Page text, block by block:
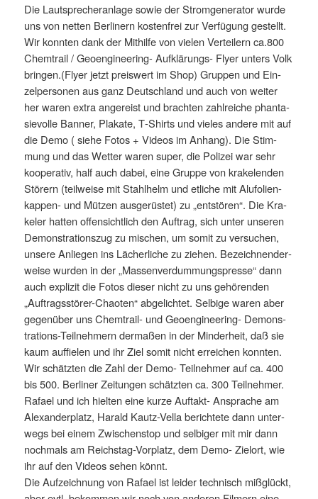
Die Laut­spre­cher­an­la­ge sowie der Strom­ge­ne­ra­tor wur­de
uns von net­ten Ber­li­nern kos­ten­frei zur Ver­fü­gung gestellt.
Wir konn­ten dank der Mit­hil­fe von vie­len Ver­tei­lern ca.800
Chem­trail / Geo­en­gi­nee­ring- Auf­klä­rungs- Fly­er unters Volk
bringen.(Flyer jetzt preis­wert im Shop) Grup­pen und Ein­
zel­per­so­nen aus ganz Deutsch­land und auch von wei­ter
her waren extra ange­reist und brach­ten zahl­rei­che phan­ta­
sie­vol­le Ban­ner, Pla­ka­te, T‑Shirts und vie­les ande­re mit auf
die Demo ( sie­he Fotos + Vide­os im Anhang). Die Stim­
mung und das Wet­ter waren super, die Poli­zei war sehr
koope­ra­tiv, half auch dabei, eine Grup­pe von kra­kel­en­den
Stö­rern (teil­wei­se mit Stahl­helm und etli­che mit Alu­fo­li­en­
kap­pen- und Müt­zen aus­ge­rüs­tet) zu „ent­stö­ren“. Die Kra­
ke­l­er hat­ten offen­sicht­lich den Auf­trag, sich unter unse­ren
Demons­tra­ti­ons­zug zu mischen, um somit zu ver­su­chen,
unse­re Anlie­gen ins Lächer­li­che zu zie­hen. Bezeich­nen­der­
wei­se wur­den in der „Mas­sen­ver­dum­mungs­pres­se“ dann
auch expli­zit die Fotos die­ser nicht zu uns gehö­ren­den
„Auf­trags­stö­rer-Chao­ten“ abge­lich­tet. Sel­bi­ge waren aber
gegen­über uns Chem­trail- und Geo­en­gi­nee­ring- Demons­
tra­ti­ons-Teil­neh­mern der­ma­ßen in der Min­der­heit, daß sie
kaum auf­fie­len und ihr Ziel somit nicht errei­chen konn­ten.
Wir schätz­ten die Zahl der Demo- Teil­neh­mer auf ca. 400
bis 500. Ber­li­ner Zei­tun­gen schätz­ten ca. 300 Teilnehmer.
Rafa­el und ich hiel­ten eine kur­ze Auf­takt- Anspra­che am
Alex­an­der­platz, Harald Kau­tz-Vel­la berich­te­te dann unter­
wegs bei einem Zwi­schen­stop und sel­bi­ger mit mir dann
noch­mals am Reichs­tag-Vor­platz, dem Demo- Ziel­ort, wie
ihr auf den Vide­os sehen könnt.
Die Auf­zeich­nung von Rafa­el ist lei­der tech­nisch miß­glückt,